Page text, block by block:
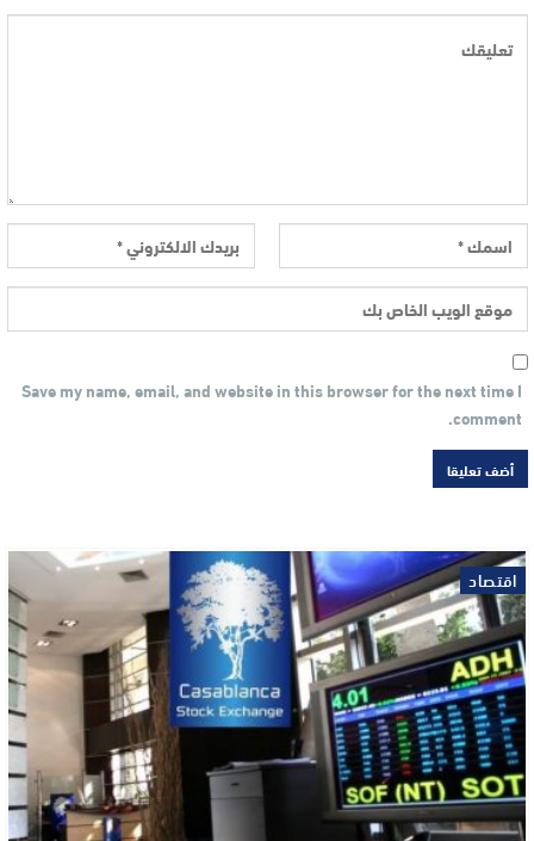
Save my name, email, and website in this browser for the next time I
comment.
اقتصاد